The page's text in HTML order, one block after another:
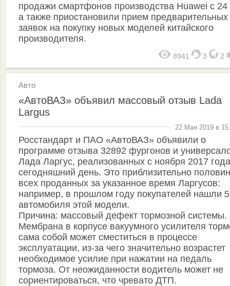
продажи смартфонов производства Huawei с
а также приостановили прием предварительных
заявок на покупку новых моделей китайского
производителя.
8941 3 2
Авто
«АвтоВАЗ» объявил массовый отзыв Lada
Largus
22 Мая 2019 в
Росстандарт и ПАО «АвтоВАЗ» объявили о
программе отзыва 32892 фургонов и
Лада Ларгус, реализованных с ноября 2017
сегодняшний день. Это приблизительно
всех проданных за указанное время Ларгусов:
например, в прошлом году покупателей нашли
автомобиля этой модели.
Причина: массовый дефект тормозной системы.
Мембрана в корпусе вакуумного усилителя
сама собой может сместиться в процессе
эксплуатации, из-за чего значительно возрастет
необходимое усилие при нажатии на педаль
тормоза. От неожиданности водитель может не
сориентироваться, что чревато ДТП.